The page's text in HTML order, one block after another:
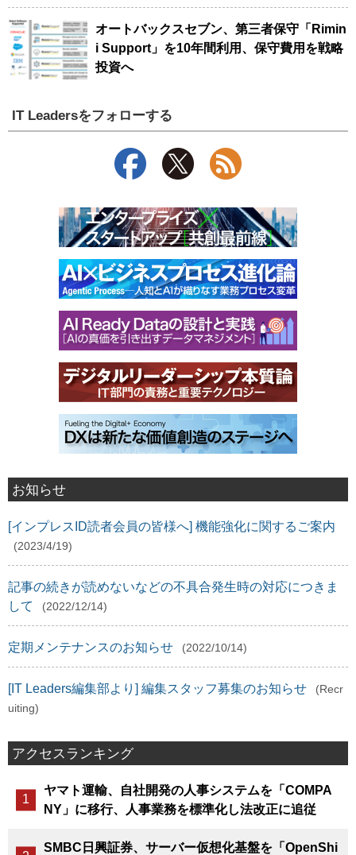
オートバックスセブン、第三者保守「Rimin
i Support」を10年間利用、保守費用を戦略
投資へ
IT Leadersをフォローする
お知らせ
[インプレスID読者会員の皆様へ] 機能強化に関するご案内
(2023/4/19)
記事の続きが読めないなどの不具合発生時の対応につきま
して
(2022/12/14)
定期メンテナンスのお知らせ (2022/10/14)
[IT Leaders編集部より] 編集スタッフ募集のお知らせ
(Recr
uiting)
アクセスランキング
ヤマト運輸、自社開発の人事システムを「COMPA
NY」に移行、人事業務を標準化し法改正に追従
SMBC日興証券、サーバー仮想化基盤を「OpenShi